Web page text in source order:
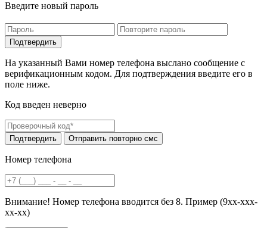
Введите новый пароль
На указанный Вами номер телефона выслано сообщение с
верификационным кодом. Для подтверждения введите его в
поле ниже.
Код введен неверно
Номер телефона
Внимание! Номер телефона вводится без 8. Пример (9хх-ххх-
хх-хх)